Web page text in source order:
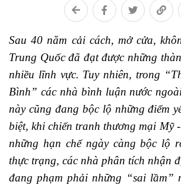
Sau 40 năm cải cách, mở cửa,
Trung Quốc đã đạt được những
nhiều lĩnh vực. Tuy nhiên, trong
Bình” các nhà bình luận nước
này cũng đang bộc lộ những điểm
biệt, khi chiến tranh thương mại Mỹ
những hạn chế ngày càng bộc lộ
thực trạng, các nhà phân tích nhận
đang phạm phải những “sai lầm”